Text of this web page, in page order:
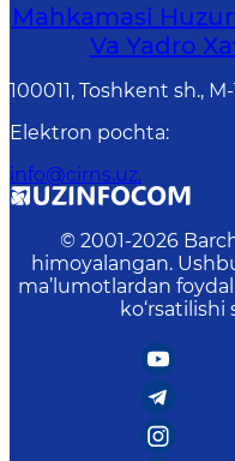
Mahkamasi
Va Yadro
100011, Toshkent sh.,
Elektron pochta:
info@cirns.uz.
© 2001-2026
himoyalangan.
ma’lumotlardan
ko‘rsatilishi